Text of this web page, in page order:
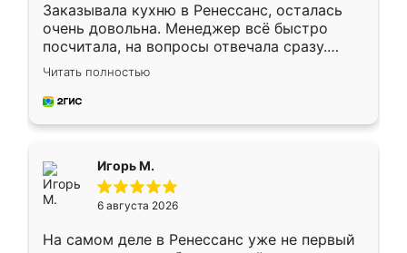
Заказывала кухню в Ренессанс, осталась
очень довольна. Менеджер всё быстро
посчитала, на вопросы отвечала сразу.
Замерщик приехал в субботу, подошёл к
делу со всей ответственностью. Собрали
за день, ребята работали аккуратно, даже
Читать полностью
Игорь М.
6 августа 2026
На самом деле в Ренессанс уже не первый